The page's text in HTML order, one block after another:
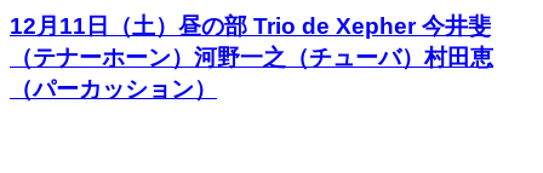
12月11日（土）昼の部 Trio de Xepher 今井斐
（テナーホーン）河野一之（チューバ）村田恵
（パーカッション）